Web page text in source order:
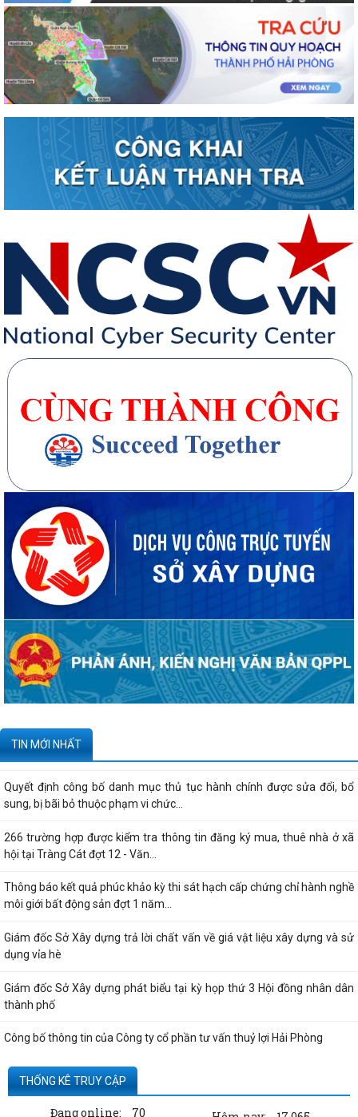
TIN MỚI NHẤT
20 căn nhà ở thấp tầng tại Khu dân cư Hồng Phong đủ điều kiện đưa
vào kinh doanh - Văn bản số...
270 căn nhà ở thấp tầng tại Dự án Khu đô thị mới phường Thủy
Nguyên đủ điều kiện đưa vào kinh doanh...
Công bố danh mục thủ tục hành chính được sửa đổi, bổ sung, thay thế,
bị bãi bỏ thuộc phạm vi chức...
Kê khai giá hàng hóa, dịch vụ bán trong nước hoặc xuất khẩu của
Công ty TNHH ống thép 190 - Văn bản...
Tạm thời chưa trả kết quả cấp chứng chỉ hành nghề hoạt động xây
Quyết định công bố danh mục thủ tục hành chính được sửa đổi, bổ
sung, bị bãi bỏ thuộc phạm vi chức...
266 trường hợp được kiểm tra thông tin đăng ký mua, thuê nhà ở xã
hội tại Tràng Cát đợt 12 - Văn...
Thông báo kết quả phúc khảo kỳ thi sát hạch cấp chứng chỉ hành nghề
môi giới bất động sản đợt 1 năm...
Giám đốc Sở Xây dựng trả lời chất vấn về giá vật liệu xây dựng và sử
dụng vỉa hè
Giám đốc Sở Xây dựng phát biểu tại kỳ họp thứ 3 Hội đồng nhân dân
thành phố
Công bố thông tin của Công ty cổ phần tư vấn thuỷ lợi Hải Phòng
Quyết định công bố thủ tục hành chính nội bộ được sửa đổi, bổ sung
thuộc phạm vi, chức năng quản lý...
THỐNG KÊ TRUY CẬP
Đang online: 70